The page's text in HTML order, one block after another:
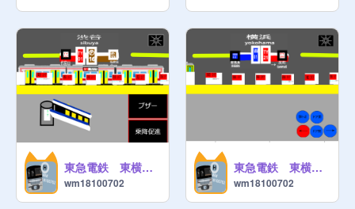
東急電鉄 東横線 電車シュミレーター～横浜日吉渋谷駅～
wm18100702
東急電鉄 東横線 電車シュミレータースマホ版～横浜日吉渋谷駅～
wm18100702